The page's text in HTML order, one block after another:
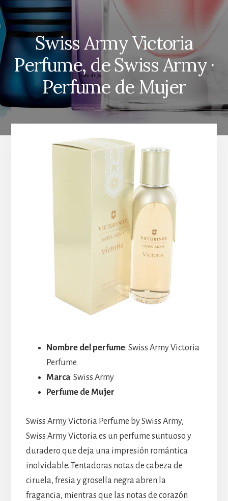
Swiss Army Victoria
Perfume, de Swiss Army ·
Perfume de Mujer
Nombre del perfume: Swiss Army Victoria
Perfume
Marca: Swiss Army
Perfume de Mujer
Swiss Army Victoria Perfume by Swiss Army,
Swiss Army Victoria es un perfume suntuoso y
duradero que deja una impresión romántica
inolvidable. Tentadoras notas de cabeza de
ciruela, fresia y grosella negra abren la
fragancia, mientras que las notas de corazón